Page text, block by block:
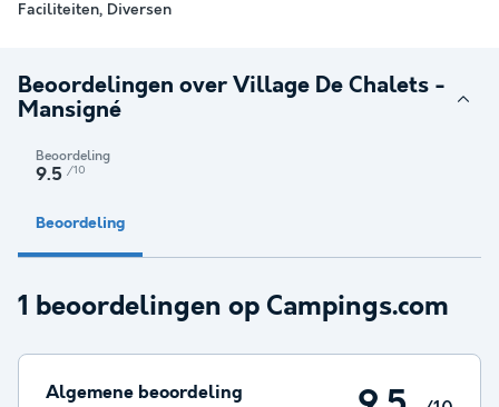
Faciliteiten, Diversen
Beoordelingen over Village De Chalets -
Mansigné
Beoordeling
9.5 /10
Beoordeling
1 beoordelingen op Campings.com
Algemene beoordeling